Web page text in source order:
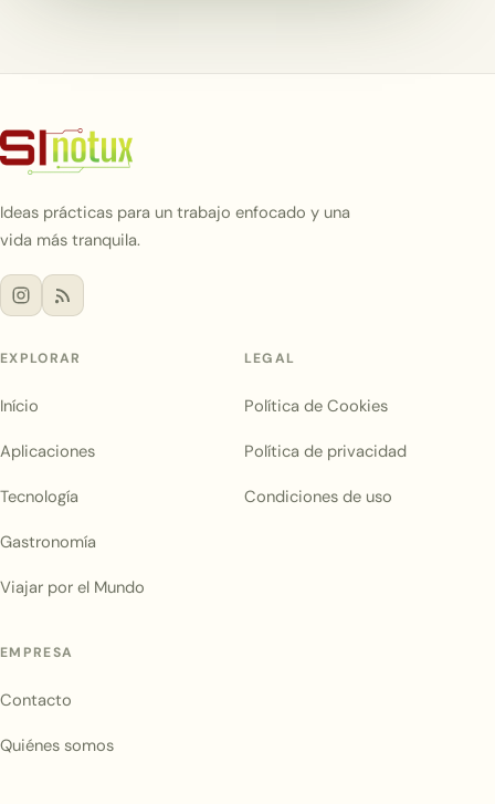
Ideas prácticas para un trabajo enfocado y una
vida más tranquila.
EXPLORAR
Início
Aplicaciones
Tecnología
Gastronomía
Viajar por el Mundo
LEGAL
Política de Cookies
Política de privacidad
Condiciones de uso
EMPRESA
Contacto
Quiénes somos